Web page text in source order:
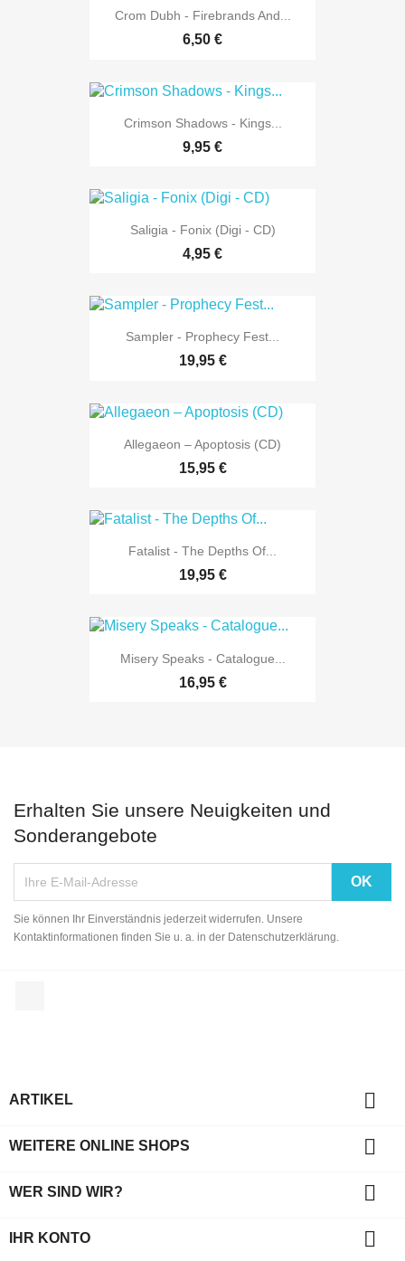
Crom Dubh - Firebrands And...
6,50 €
Crimson Shadows - Kings...
9,95 €
Saligia - Fonix (Digi - CD)
4,95 €
Sampler - Prophecy Fest...
19,95 €
Allegaeon – Apoptosis (CD)
15,95 €
Fatalist - The Depths Of...
19,95 €
Misery Speaks - Catalogue...
16,95 €
Erhalten Sie unsere Neuigkeiten und
Sonderangebote
Sie können Ihr Einverständnis jederzeit widerrufen. Unsere
Kontaktinformationen finden Sie u. a. in der Datenschutzerklärung.
ARTIKEL 
WEITERE ONLINE SHOPS 
WER SIND WIR? 
IHR KONTO 